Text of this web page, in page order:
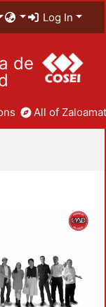
Log In
de
All of